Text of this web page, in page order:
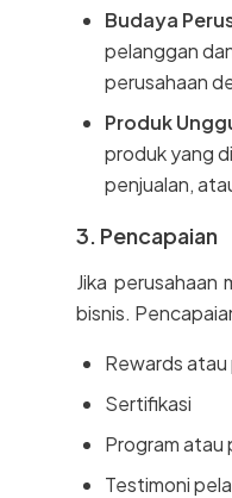
Budaya
pelanggan
perusahaan
Produk
produk yang
penjualan,
3. Pencapaian
Jika perusahaan
bisnis.
Rewards
Sertifikasi
Program atau
Testimoni